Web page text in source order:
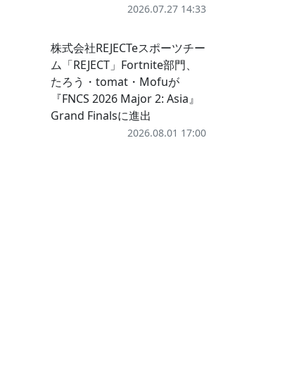
2026.07.27 14:33
株式会社REJECTeスポーツチー
ム「REJECT」Fortnite部門、
たろう・tomat・Mofuが
『FNCS 2026 Major 2: Asia』
Grand Finalsに進出
2026.08.01 17:00